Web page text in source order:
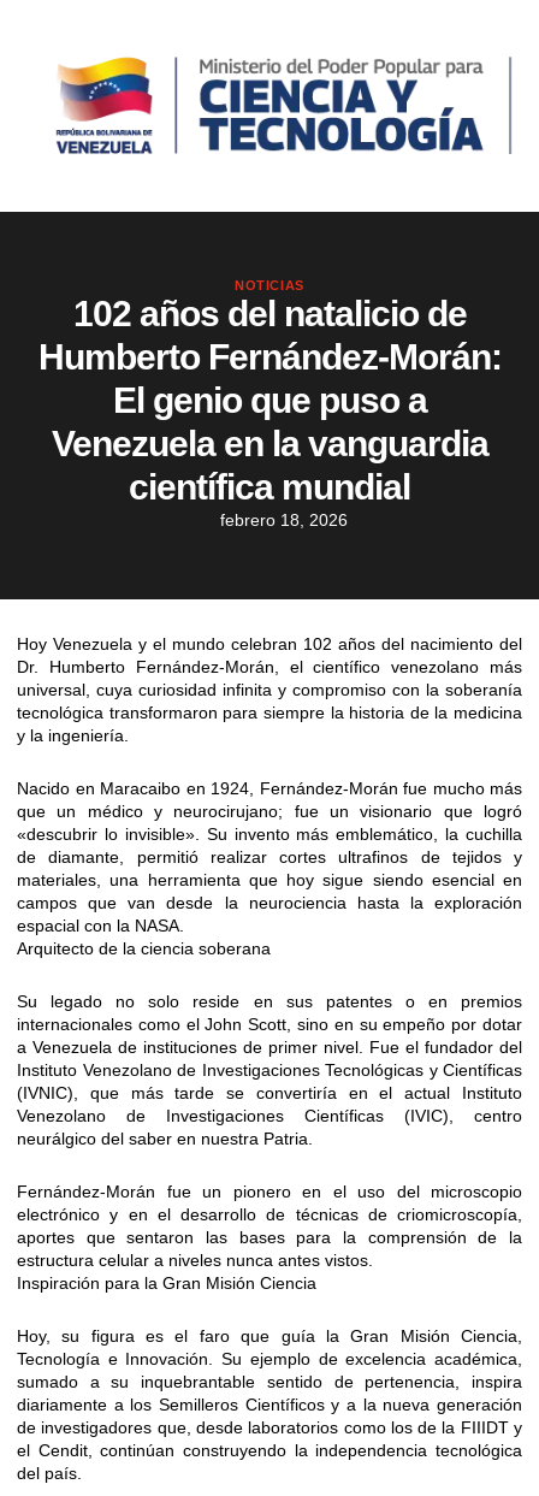
NOTICIAS
102 años del natalicio de
Humberto Fernández-Morán:
El genio que puso a
Venezuela en la vanguardia
científica mundial
febrero 18, 2026
Hoy Venezuela y el mundo celebran 102 años del nacimiento del
Dr. Humberto Fernández-Morán, el científico venezolano más
universal, cuya curiosidad infinita y compromiso con la soberanía
tecnológica transformaron para siempre la historia de la medicina
y la ingeniería.
Nacido en Maracaibo en 1924, Fernández-Morán fue mucho más
que un médico y neurocirujano; fue un visionario que logró
«descubrir lo invisible». Su invento más emblemático, la cuchilla
de diamante, permitió realizar cortes ultrafinos de tejidos y
materiales, una herramienta que hoy sigue siendo esencial en
campos que van desde la neurociencia hasta la exploración
espacial con la NASA.
Arquitecto de la ciencia soberana
Su legado no solo reside en sus patentes o en premios
internacionales como el John Scott, sino en su empeño por dotar
a Venezuela de instituciones de primer nivel. Fue el fundador del
Instituto Venezolano de Investigaciones Tecnológicas y Científicas
(IVNIC), que más tarde se convertiría en el actual Instituto
Venezolano de Investigaciones Científicas (IVIC), centro
neurálgico del saber en nuestra Patria.
Fernández-Morán fue un pionero en el uso del microscopio
electrónico y en el desarrollo de técnicas de criomicroscopía,
aportes que sentaron las bases para la comprensión de la
estructura celular a niveles nunca antes vistos.
Inspiración para la Gran Misión Ciencia
Hoy, su figura es el faro que guía la Gran Misión Ciencia,
Tecnología e Innovación. Su ejemplo de excelencia académica,
sumado a su inquebrantable sentido de pertenencia, inspira
diariamente a los Semilleros Científicos y a la nueva generación
de investigadores que, desde laboratorios como los de la FIIIDT y
el Cendit, continúan construyendo la independencia tecnológica
del país.